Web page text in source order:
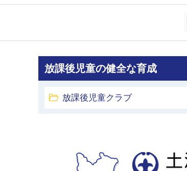
放課後児童の健全な育成
放課後児童クラブ